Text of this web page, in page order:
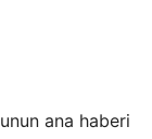
ana haberi